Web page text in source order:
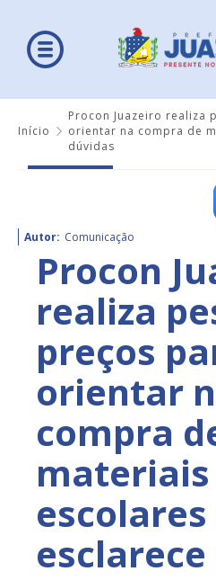
Início
Procon Juazeiro realiza
orientar na compra de
dúvidas
Autor: Comunicação
Procon
realiza
preços
orientar
compra
materiais
escolares